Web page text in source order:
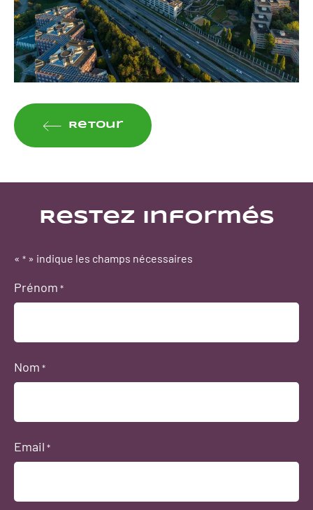
Retour
Restez informés
« * » indique les champs nécessaires
Prénom *
Nom *
Email *